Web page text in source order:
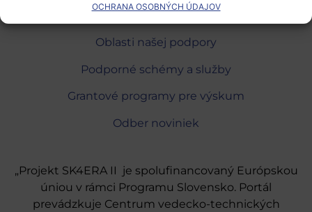
OCHRANA OSOBNÝCH ÚDAJOV
Európsky výskumný priestor
Oblasti našej podpory
Podporné schémy a služby
Grantové programy pre výskum
Odber noviniek
„Projekt SK4ERA II je spolufinancovaný Európskou
úniou v rámci Programu Slovensko. Portál
prevádzkuje Centrum vedecko-technických